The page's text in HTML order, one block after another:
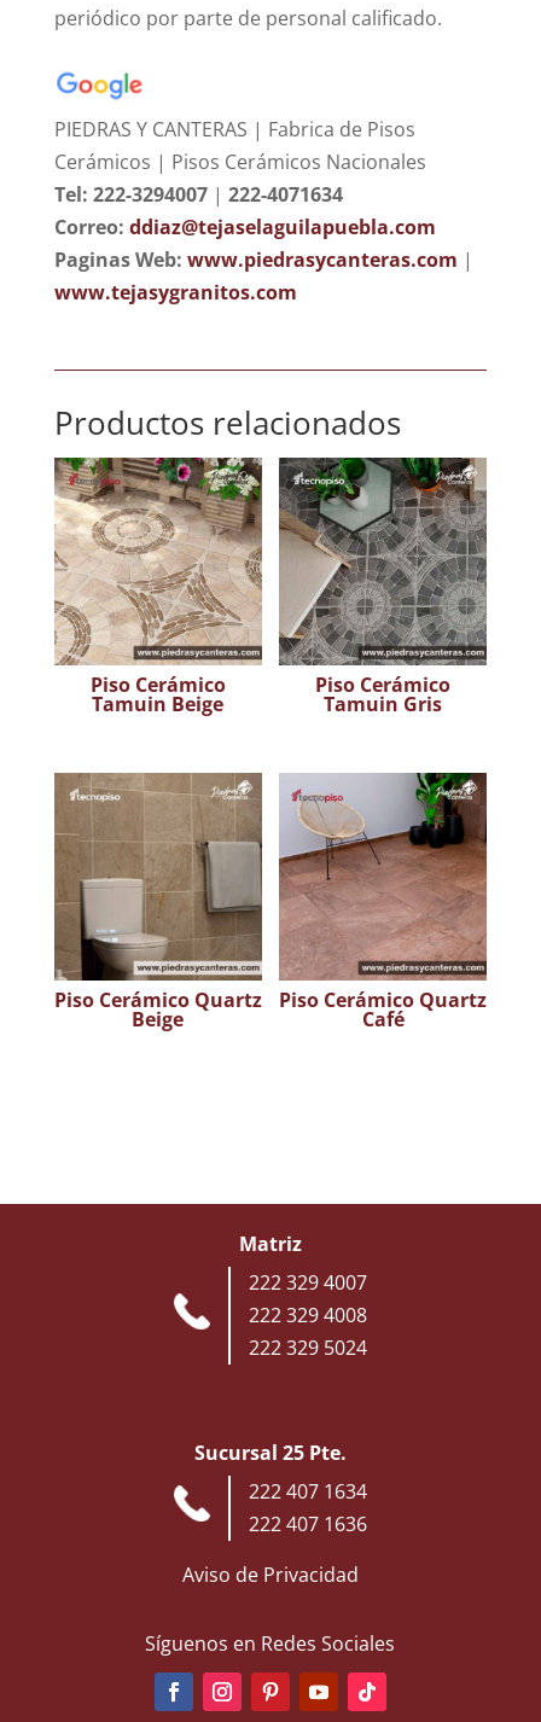
periódico por parte de personal calificado.
PIEDRAS Y CANTERAS | Fabrica de Pisos
Cerámicos | Pisos Cerámicos Nacionales
Tel: 222-3294007| 222-4071634
Correo: ddiaz@tejaselaguilapuebla.com
Paginas Web: www.piedrasycanteras.com |
www.tejasygranitos.com
Productos relacionados
Piso Cerámico
Tamuin Beige
Piso Cerámico
Tamuin Gris
Piso Cerámico Quartz
Beige
Piso Cerámico Quartz
Café
Matriz
222 329 4007
222 329 4008
222 329 5024
Sucursal 25 Pte.
222 407 1634
222 407 1636
Aviso de Privacidad
Síguenos en Redes Sociales